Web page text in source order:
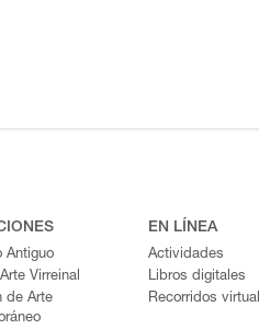
Antiguo
Virreinal
de Arte
EN LÍNEA
Actividades
Libros digitales
Recorridos